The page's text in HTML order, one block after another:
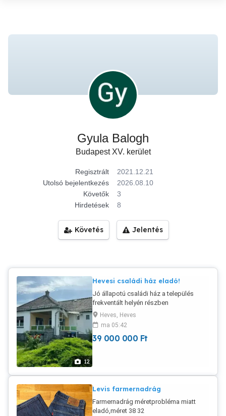
Gyula Balogh
Budapest XV. kerület
Regisztrált
2021.12.21
Utolsó bejelentkezés
2026.08.10
Követők
3
Hirdetések
8
Követés Jelentés
12
Hevesi családi ház eladó!
Jó állapotú családi ház a település
frekventált helyén részben
bútorozottan,beköltözhetően
eladó.Nagy kert révén konyhakert is
kialakítható,ásott és fúrt kút,garázs
Bevásárló közvetlen
fejlődő települést.
Heves, Heves
ma 05:42
39 000 000 Ft
Levis farmernadrág
Farmernadrág méretprobléma miatt
eladó,méret 38 32